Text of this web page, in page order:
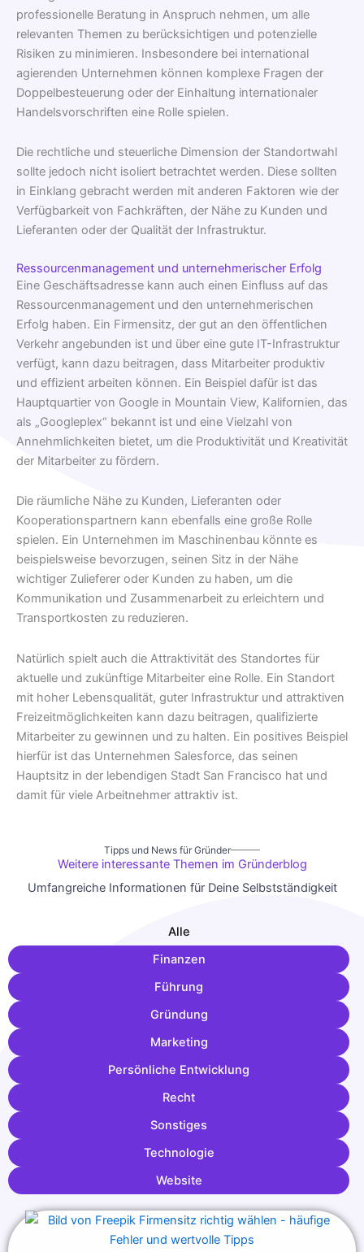
professionelle Beratung in Anspruch nehmen, um alle
relevanten Themen zu berücksichtigen und potenzielle
Risiken zu minimieren. Insbesondere bei international
agierenden Unternehmen können komplexe Fragen der
Doppelbesteuerung oder der Einhaltung internationaler
Handelsvorschriften eine Rolle spielen.
Die rechtliche und steuerliche Dimension der Standortwahl
sollte jedoch nicht isoliert betrachtet werden. Diese sollten
in Einklang gebracht werden mit anderen Faktoren wie der
Verfügbarkeit von Fachkräften, der Nähe zu Kunden und
Lieferanten oder der Qualität der Infrastruktur.
Ressourcenmanagement und unternehmerischer Erfolg
Eine Geschäftsadresse kann auch einen Einfluss auf das
Ressourcenmanagement und den unternehmerischen
Erfolg haben. Ein Firmensitz, der gut an den öffentlichen
Verkehr angebunden ist und über eine gute IT-Infrastruktur
verfügt, kann dazu beitragen, dass Mitarbeiter produktiv
und effizient arbeiten können. Ein Beispiel dafür ist das
Hauptquartier von Google in Mountain View, Kalifornien, das
als „Googleplex“ bekannt ist und eine Vielzahl von
Annehmlichkeiten bietet, um die Produktivität und Kreativität
der Mitarbeiter zu fördern.
Die räumliche Nähe zu Kunden, Lieferanten oder
Kooperationspartnern kann ebenfalls eine große Rolle
spielen. Ein Unternehmen im Maschinenbau könnte es
beispielsweise bevorzugen, seinen Sitz in der Nähe
wichtiger Zulieferer oder Kunden zu haben, um die
Kommunikation und Zusammenarbeit zu erleichtern und
Transportkosten zu reduzieren.
Natürlich spielt auch die Attraktivität des Standortes für
aktuelle und zukünftige Mitarbeiter eine Rolle. Ein Standort
mit hoher Lebensqualität, guter Infrastruktur und attraktiven
Freizeitmöglichkeiten kann dazu beitragen, qualifizierte
Mitarbeiter zu gewinnen und zu halten. Ein positives Beispiel
hierfür ist das Unternehmen Salesforce, das seinen
Hauptsitz in der lebendigen Stadt San Francisco hat und
damit für viele Arbeitnehmer attraktiv ist.
Tipps und News für Gründer
Weitere interessante Themen im Gründerblog
Umfangreiche Informationen für Deine Selbstständigkeit
Finanzen
Führung
Gründung
Marketing
Persönliche Entwicklung
Recht
Sonstiges
Technologie
Website
Alle